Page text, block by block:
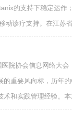
的支持下稳定运
诊疗支持。在江苏
院协会信息网络大
重要风向标，历年
和实践管理经验。